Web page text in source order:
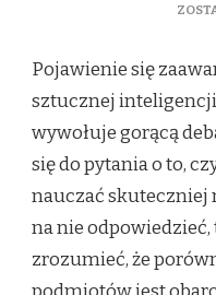
Pojawienie się
sztucznej
wywołuje gorącą
się do pytania o to,
nauczać skuteczniej
na nie
zrozumieć, że